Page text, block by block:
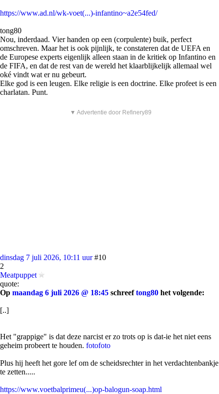
https://www.ad.nl/wk-voet(...)-infantino~a2e54fed/
tong80
Nou, inderdaad. Vier handen op een (corpulente) buik, perfect
omschreven. Maar het is ook pijnlijk, te constateren dat de UEFA en
de Europese experts eigenlijk alleen staan in de kritiek op Infantino en
de FIFA, en dat de rest van de wereld het klaarblijkelijk allemaal wel
oké vindt wat er nu gebeurt.
Elke god is een leugen. Elke religie is een doctrine. Elke profeet is een
charlatan. Punt.
▼ Advertentie door Refinery89
dinsdag 7 juli 2026, 10:11 uur #10
2
Meatpuppet
quote:
Op maandag 6 juli 2026 @ 18:45 schreeftong80 het volgende:
[..]
Het "grappige" is dat deze narcist er zo trots op is dat-ie het niet eens
geheim probeert te houden. fotofoto
Plus hij heeft het gore lef om de scheidsrechter in het verdachtenbankje
te zetten.....
https://www.voetbalprimeu(...)op-balogun-soap.html